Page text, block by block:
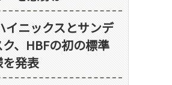
イニックスとサンデ
ク、HBFの初の標準
発表